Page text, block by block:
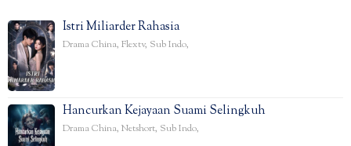
Istri Miliarder Rahasia
Drama China, Flextv, Sub Indo,
Hancurkan Kejayaan Suami Selingkuh
Drama China, Netshort, Sub Indo,